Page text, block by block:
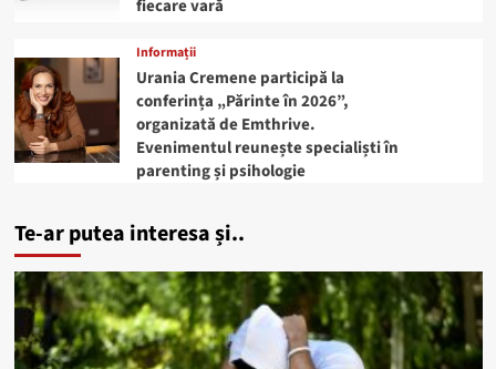
fiecare vară
Informații
Urania Cremene participă la
conferința „Părinte în 2026”,
organizată de Emthrive.
Evenimentul reunește specialiști în
parenting și psihologie
Te-ar putea interesa și..